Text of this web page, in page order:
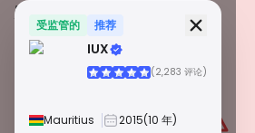
受监管的 推荐
IUX
(2,283 评论)
Mauritius 2015(10 年)
安全信息
由全球知名监管机构颁发，这些许可证通过严格